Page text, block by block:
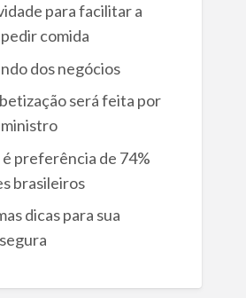
para facilitar a
comida
dos negócios
será feita por
preferência de 74%
brasileiros
dicas para sua